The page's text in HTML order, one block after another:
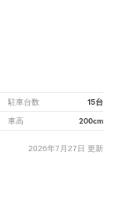
駐車台数 15台
車高 200cm
2026年7月27日 更新